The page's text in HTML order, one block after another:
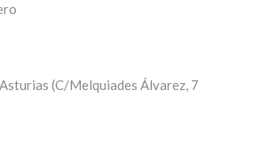
(C/Melquiades Álvarez, 7